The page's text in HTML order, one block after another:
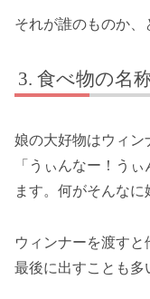
それが誰のものか、
食べ物の名
娘の大好物はウィン
「うぃんなー！う
ます。何がそんなに
ウィンナーを渡す
最後に出すことも多